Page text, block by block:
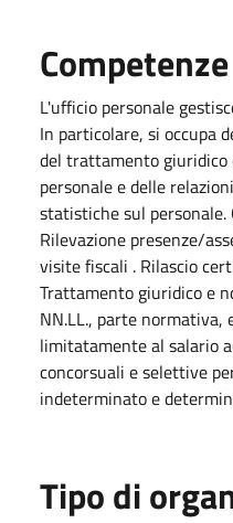
Competenze
L'ufficio personale
In particolare, si occupa
del trattamento giuridico
personale e delle
statistiche sul personale.
Rilevazione presenze/
visite fiscali . Rilascio
Trattamento giuridico e
NN.LL., parte normativa,
limitatamente al salario
concorsuali e selettive
indeterminato e
Tipo di